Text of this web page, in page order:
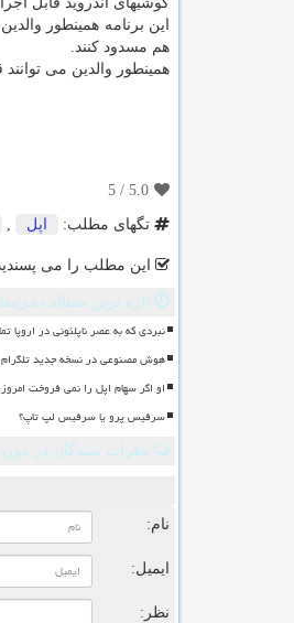
این برنامه همینطور
هم مسدود كنند.
همینطور والدین می
5.0
/
5
تگهای مطلب:
اپل
این مطلب را می
تازه ترین مطالب مرتبط
نبردی که به عصر ناپلئونی در اروپا تمام کرد
هوش مصنوعی در نسخه جدید تلگرام
او اگر سهام اپل را نمی فروخت امروز ۴۰۰ میلیارد دلار سرمایه داشت
سرفیس پرو یا سرفیس لپ تاپ؟
نظرات بینندگان در
نام:
ایمیل:
نظر: